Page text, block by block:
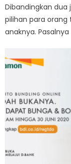
Dibandingkan
pilihan para
anaknya.